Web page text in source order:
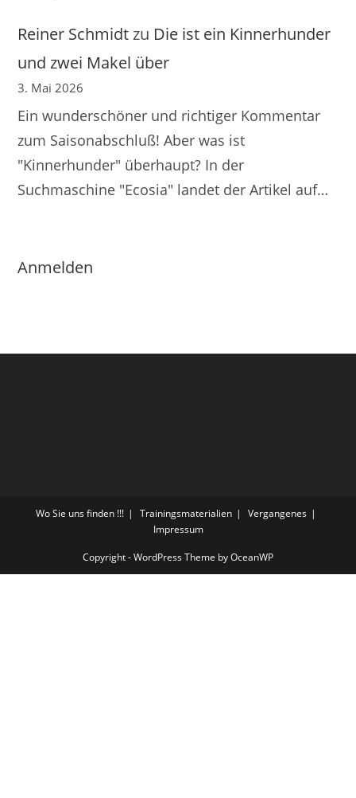
Reiner Schmidtzu Die ist ein Kinnerhunder
und zwei Makel über
3. Mai 2026
Ein wunderschöner und richtiger Kommentar
zum Saisonabschluß! Aber was ist
"Kinnerhunder" überhaupt? In der
Suchmaschine "Ecosia" landet der Artikel auf…
Anmelden
Wo Sie uns finden !!! Trainingsmaterialien
Vergangenes
Impressum
Copyright - WordPress Theme by OceanWP